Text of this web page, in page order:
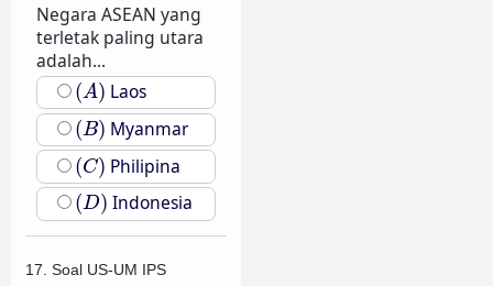
Negara ASEAN yang
terletak paling utara
adalah...
(A)
(A) Laos
(B)
(B) Myanmar
(C)
(C) Philipina
(D)
(D) Indonesia
17. Soal US-UM IPS